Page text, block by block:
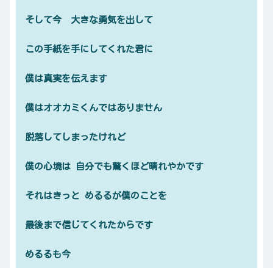
そして今 大きな勇気を出して
この手紙を手にしてくれた君に
僕は真実を伝えます
僕はオオカミくんではありません
脱落してしまったけれど
僕の心境は 自分でも驚くほど晴れやかです
それはきっと めるるが僕のことを
最後まで信じてくれたからです
めるるも今